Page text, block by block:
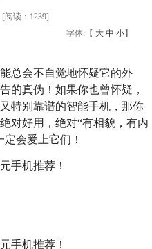
[阅读：1239]
字体:【 大 中 小】
总会不自觉地怀疑它的外
的真伪！如果你也曾怀疑，
特别靠谱的智能手机，那你
对好用，绝对“有相貌，有内
会爱上它们！